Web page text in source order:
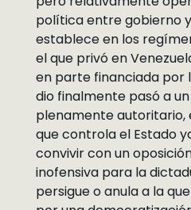
política entre gobierno
establece en los
el que privó en
en parte financiada por
dio finalmente pasó a
plenamente autoritario,
que controla el Estado
convivir con un
inofensiva para la
persigue o anula a la